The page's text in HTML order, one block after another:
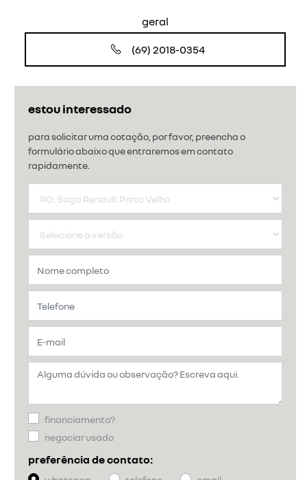
estou interessado
para solicitar uma cotação, por favor, preencha o
formulário abaixo que entraremos em contato
rapidamente.
financiamento?
negociar usado
preferência de contato:
geral
(69) 2018-0354